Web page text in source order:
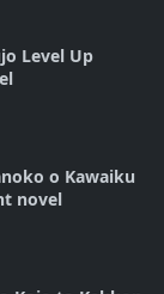
Level Up
o Kawaiku
novel